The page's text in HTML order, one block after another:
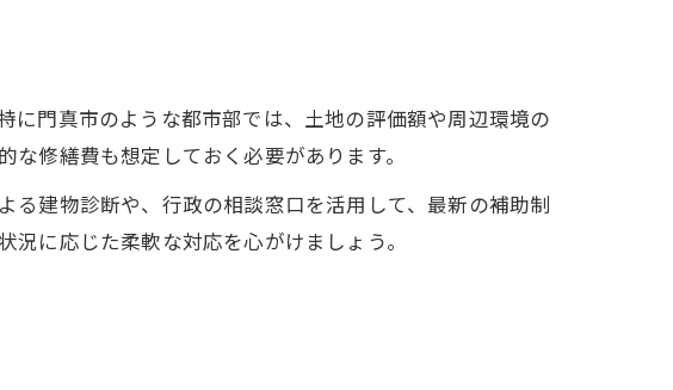
門真市のような都市部では、土地の評価額や周辺環境の
修繕費も想定しておく必要があります。
建物診断や、行政の相談窓口を活用して、最新の補助制
に応じた柔軟な対応を心がけましょう。